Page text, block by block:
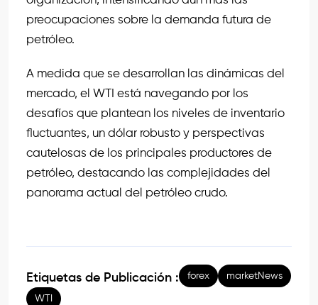
preocupaciones sobre la demanda futura de
petróleo.
A medida que se desarrollan las dinámicas del
mercado, el WTI está navegando por los
desafíos que plantean los niveles de inventario
fluctuantes, un dólar robusto y perspectivas
cautelosas de los principales productores de
petróleo, destacando las complejidades del
panorama actual del petróleo crudo.
Etiquetas de Publicación : forex marketNews
WTI